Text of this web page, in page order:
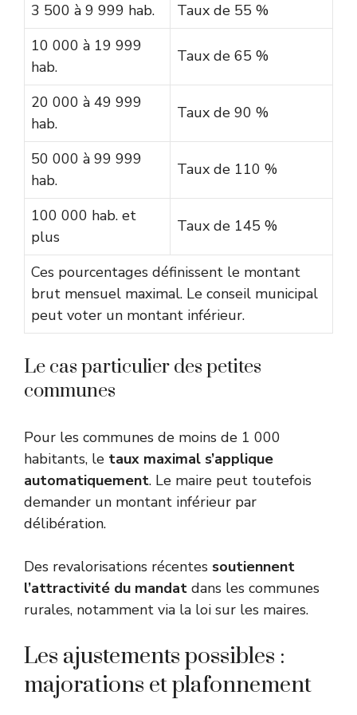
3 500 à 9 999 hab.
Taux de 55 %
10 000 à 19 999
hab.
Taux de 65 %
20 000 à 49 999
hab.
Taux de 90 %
50 000 à 99 999
hab.
Taux de 110 %
100 000 hab. et
plus
Taux de 145 %
Ces pourcentages définissent le montant
brut mensuel maximal. Le conseil municipal
peut voter un montant inférieur.
Le cas particulier des petites
communes
Pour les communes de moins de 1 000
habitants, le taux maximal s’applique
automatiquement. Le maire peut toutefois
demander un montant inférieur par
délibération.
Des revalorisations récentes soutiennent
l’attractivité du mandat dans les communes
rurales, notamment via la loi sur les maires.
Les ajustements possibles :
majorations et plafonnement